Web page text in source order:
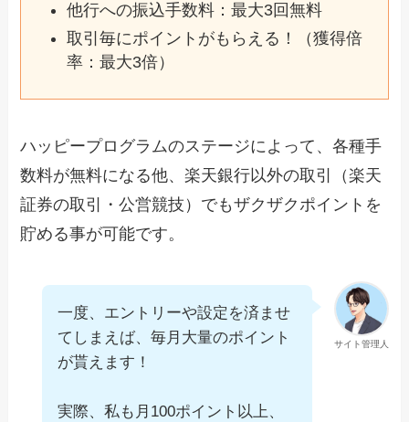
他行への振込手数料：最大3回無料
取引毎にポイントがもらえる！（獲得倍
率：最大3倍）
ハッピープログラムのステージによって、各種手
数料が無料になる他、楽天銀行以外の取引（楽天
証券の取引・公営競技）でもザクザクポイントを
貯める事が可能です。
サイト管理人
一度、エントリーや設定を済ませ
てしまえば、毎月大量のポイント
が貰えます！
実際、私も月100ポイント以上、